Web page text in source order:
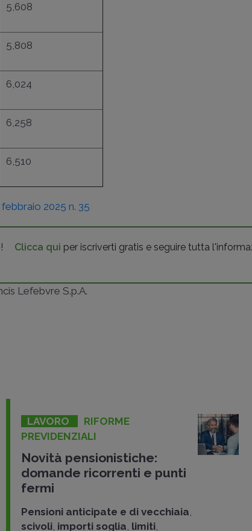
5,608
5,808
6,024
6,258
6,510
2025 n. 35
! Clicca qui per iscriverti gratis e seguire tutta
Lefebvre S.p.A.
LAVORO
RIFORME
PREVIDENZIALI
Novità pensionistiche:
domande ricorrenti e punti
fermi
Pensioni anticipate e di vecchiaia,
scivoli, importi soglia, limiti,